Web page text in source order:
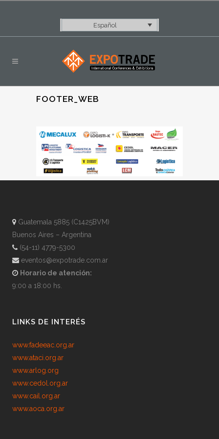
Español
FOOTER_WEB
Guatemala 5885 (C1425BVM)
Buenos Aires – Argentina
(54-11) 4779-5300
eventos@expotrade.com.ar
Horario de atención:
9:00 a 18:00 hs.
LINKS DE INTERÉS
www.fadeeac.org.ar
www.ataci.org.ar
www.arlog.org
www.cedol.org.ar
www.cail.org.ar
www.aoca.org.ar